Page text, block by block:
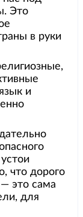
Это
в руки
и
что дорого
это сама
для